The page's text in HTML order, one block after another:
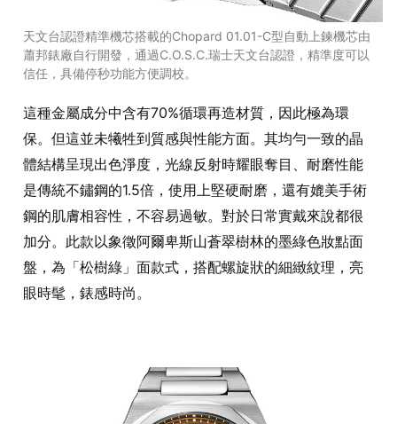
天文台認證精準機芯搭載的Chopard 01.01-C型自動上鍊機芯由
蕭邦錶廠自行開發，通過C.O.S.C.瑞士天文台認證，精準度可以
信任，具備停秒功能方便調校。
這種金屬成分中含有70%循環再造材質，因此極為環
保。但這並未犧牲到質感與性能方面。其均勻一致的晶
體結構呈現出色淨度，光線反射時耀眼奪目、耐磨性能
是傳統不鏽鋼的1.5倍，使用上堅硬耐磨，還有媲美手術
鋼的肌膚相容性，不容易過敏。對於日常實戴來說都很
加分。此款以象徵阿爾卑斯山蒼翠樹林的墨綠色妝點面
盤，為「松樹綠」面款式，搭配螺旋狀的細緻紋理，亮
眼時髦，錶感時尚。